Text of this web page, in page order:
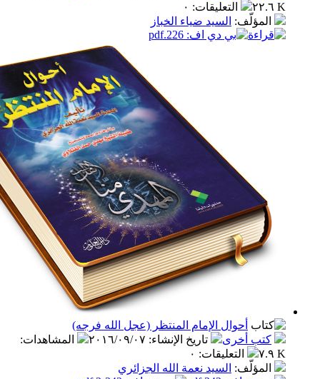
التعليقات:٠
السيد ضياء الخباز
أحوال الإمام المنتظر (عجل الله فرجه)
أخرى
تاريخ الإنشاء :٢٠١٦/٠٩/٠٧ المشاهدات:
التعليقات:٠
السيد نعمة الله الجزائري